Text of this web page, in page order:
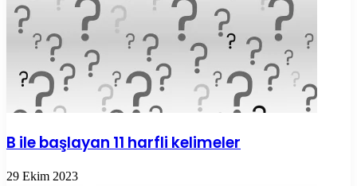
B ile başlayan 11 harfli kelimeler
29 Ekim 2023